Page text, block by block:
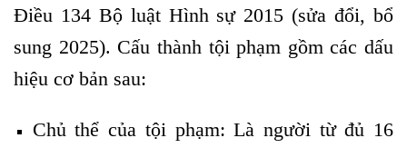
Điều 134 Bộ luật Hình sự 2015 (sửa đổi, bổ
sung 2025). Cấu thành tội phạm gồm các dấu
hiệu cơ bản sau:
Chủ thể của tội phạm: Là người từ đủ 16